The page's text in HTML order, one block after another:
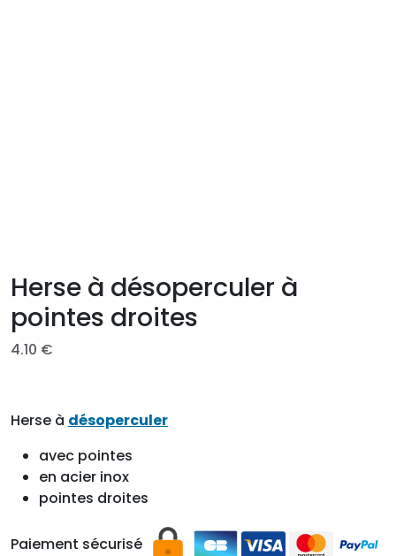
Herse à désoperculer à
pointes droites
4.10 €
Herse à désoperculer
avec pointes
en acier inox
pointes droites
Paiement sécurisé